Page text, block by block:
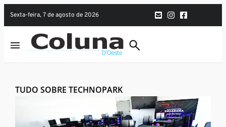
sexta-feira, 7 de agosto de 2026
TUDO SOBRE TECHNOPARK